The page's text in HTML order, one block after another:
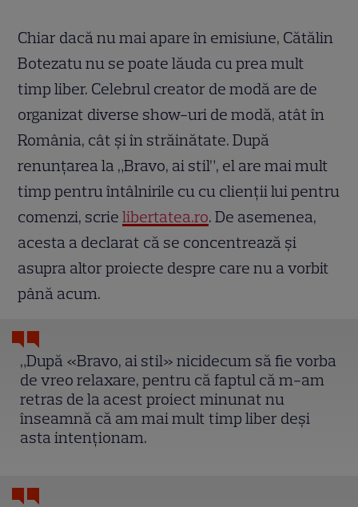
Chiar dacă nu mai apare în emisiune, Cătălin
Botezatu nu se poate lăuda cu prea mult
timp liber. Celebrul creator de modă are de
organizat diverse show-uri de modă, atât în
România, cât și în străinătate. După
renunțarea la „Bravo, ai stil”, el are mai mult
timp pentru întâlnirile cu cu clienții lui pentru
comenzi, scrielibertatea.ro. De asemenea,
acesta a declarat că se concentrează și
asupra altor proiecte despre care nu a vorbit
până acum.
„După «Bravo, ai stil» nicidecum să fie vorba
de vreo relaxare, pentru că faptul că m-am
retras de la acest proiect minunat nu
înseamnă că am mai mult timp liber deși
asta intenționam.